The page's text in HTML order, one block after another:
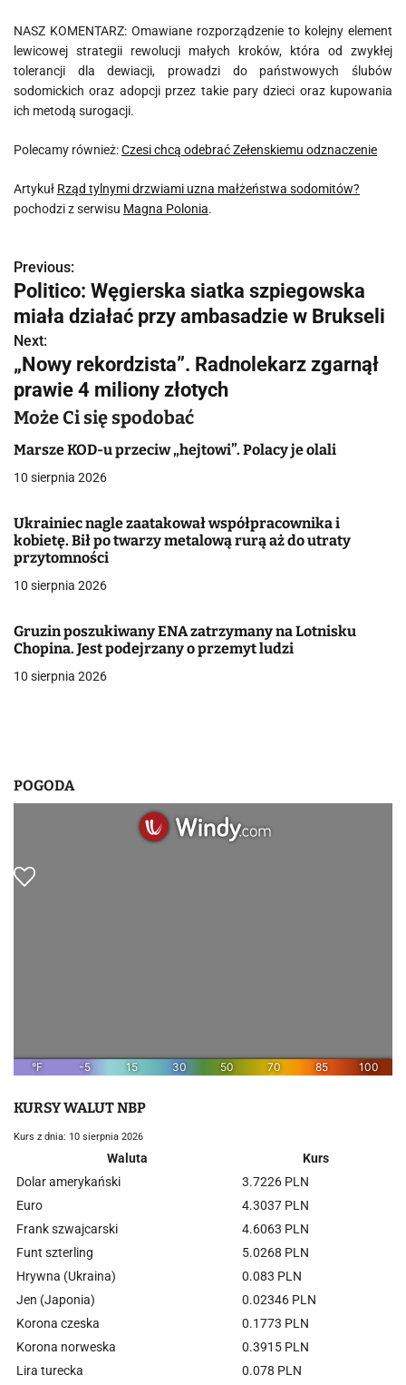
NASZ KOMENTARZ: Omawiane rozporządzenie to kolejny element
lewicowej strategii rewolucji małych kroków, która od zwykłej
tolerancji dla dewiacji, prowadzi do państwowych ślubów
sodomickich oraz adopcji przez takie pary dzieci oraz kupowania
ich metodą surogacji.
Polecamy również:Czesi chcą odebrać Zełenskiemu odznaczenie
Artykuł Rząd tylnymi drzwiami uzna małżeństwa sodomitów?
pochodzi z serwisu Magna Polonia.
N
a
w
i
g
a
c
j
a
w
i
s
Previous:
Politico: Węgierska siatka szpiegowska
miała działać przy ambasadzie w Brukseli
Next:
„Nowy rekordzista”. Radnolekarz zgarnął
prawie 4 miliony złotych
Może Ci się spodobać
Marsze KOD-u przeciw „hejtowi”. Polacy je olali
10 sierpnia 2026
Ukrainiec nagle zaatakował współpracownika i
kobietę. Bił po twarzy metalową rurą aż do utraty
przytomności
10 sierpnia 2026
Gruzin poszukiwany ENA zatrzymany na Lotnisku
Chopina. Jest podejrzany o przemyt ludzi
10 sierpnia 2026
POGODA
KURSY WALUT NBP
Kurs z dnia: 10 sierpnia 2026
Waluta
Kurs
Dolar amerykański
3.7226 PLN
Euro
4.3037 PLN
Frank szwajcarski
4.6063 PLN
Funt szterling
5.0268 PLN
Hrywna (Ukraina)
0.083 PLN
Jen (Japonia)
0.02346 PLN
Korona czeska
0.1773 PLN
Korona norweska
0.3915 PLN
Lira turecka
0.078 PLN